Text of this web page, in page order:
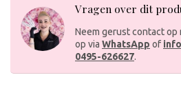
Vragen over dit
Neem gerust contact
op via WhatsApp of
0495-626627.